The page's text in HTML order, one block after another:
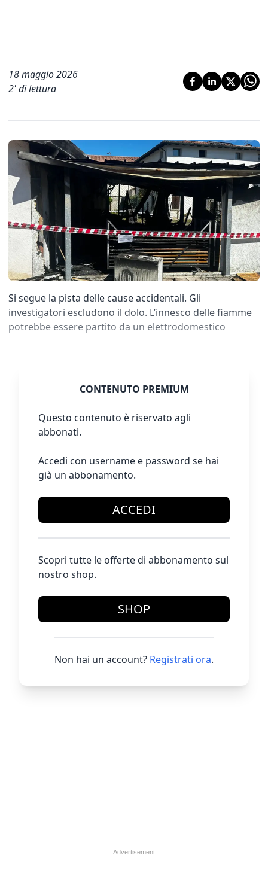
18 maggio 2026
2' di lettura
Si segue la pista delle cause accidentali. Gli
investigatori escludono il dolo. L’innesco delle fiamme
potrebbe essere partito da un elettrodomestico
CONTENUTO PREMIUM
Questo contenuto è riservato agli
abbonati.
Accedi con username e password se hai
già un abbonamento.
ACCEDI
Scopri tutte le offerte di abbonamento sul
nostro shop.
SHOP
Non hai un account? Registrati ora.